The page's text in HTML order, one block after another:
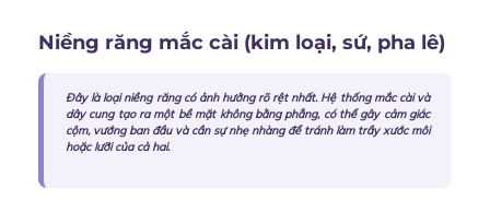
Niềng răng mắc cài (kim loại, sứ, pha lê)
Đây là loại niềng răng có ảnh hưởng rõ rệt nhất. Hệ thống mắc cài và
dây cung tạo ra một bề mặt không bằng phẳng, có thể gây cảm giác
cộm, vướng ban đầu và cần sự nhẹ nhàng để tránh làm trầy xước môi
hoặc lưỡi của cả hai.